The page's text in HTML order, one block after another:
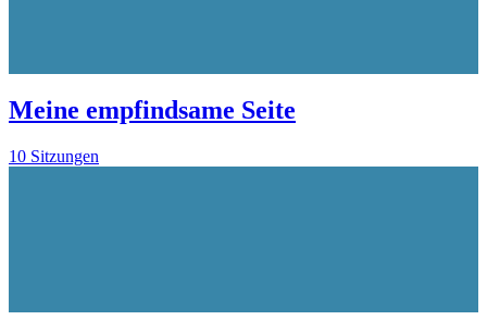
Meine empfindsame Seite
10 Sitzungen